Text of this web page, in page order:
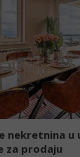
nekretnina u
za prodaju